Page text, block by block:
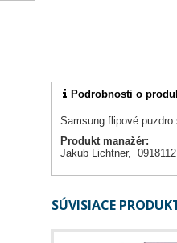
Podrobnosti o
Samsung flipové
Produkt manažér:
Jakub Lichtner,
SÚVISIACE